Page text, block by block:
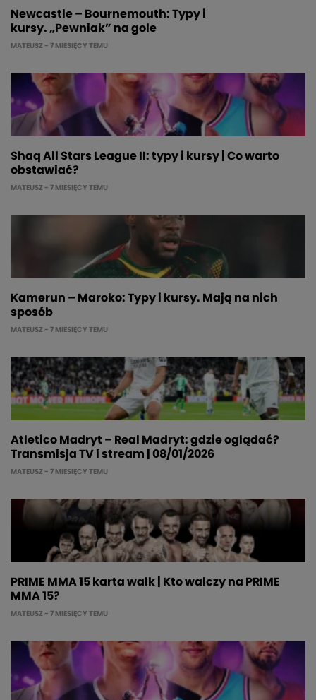
Newcastle – Bournemouth: Typy i
kursy. „Pewniak” na gole
MATEUSZ - 7 MIESIĘCY TEMU
Shaq All Stars League II: typy i kursy | Co warto
obstawiać?
MATEUSZ - 7 MIESIĘCY TEMU
Kamerun – Maroko: Typy i kursy. Mają na nich
sposób
MATEUSZ - 7 MIESIĘCY TEMU
Atletico Madryt – Real Madryt: gdzie oglądać?
Transmisja TV i stream | 08/01/2026
MATEUSZ - 7 MIESIĘCY TEMU
PRIME MMA 15 karta walk | Kto walczy na PRIME
MMA 15?
MATEUSZ - 7 MIESIĘCY TEMU